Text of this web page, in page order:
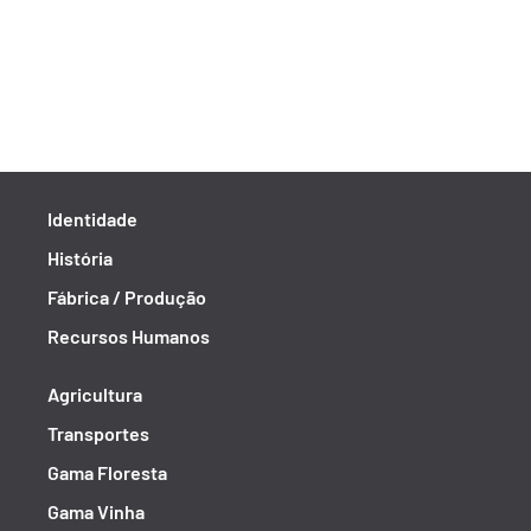
Identidade
História
Fábrica / Produção
Recursos Humanos
Agricultura
Transportes
Gama Floresta
Gama Vinha